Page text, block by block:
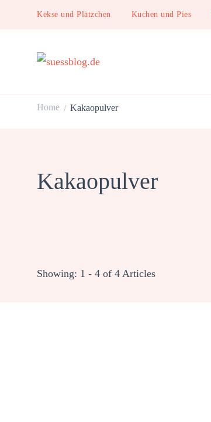
Kekse und Plätzchen Kuchen und Pies
Home / Kakaopulver
Kakaopulver
Showing: 1 - 4 of 4 Articles